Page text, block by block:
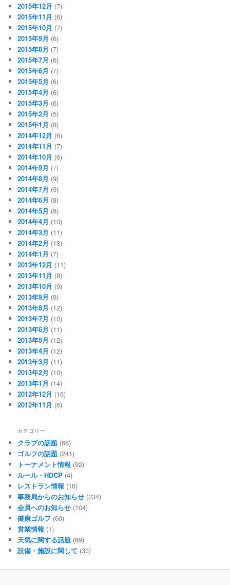
2015年12月 (7)
2015年11月 (6)
2015年10月 (7)
2015年9月 (6)
2015年8月 (7)
2015年7月 (6)
2015年6月 (7)
2015年5月 (6)
2015年4月 (6)
2015年3月 (6)
2015年2月 (5)
2015年1月 (8)
2014年12月 (6)
2014年11月 (7)
2014年10月 (6)
2014年9月 (7)
2014年8月 (9)
2014年7月 (9)
2014年6月 (8)
2014年5月 (8)
2014年4月 (10)
2014年3月 (11)
2014年2月 (13)
2014年1月 (7)
2013年12月 (11)
2013年11月 (8)
2013年10月 (9)
2013年9月 (9)
2013年8月 (12)
2013年7月 (10)
2013年6月 (11)
2013年5月 (12)
2013年4月 (12)
2013年3月 (11)
2013年2月 (10)
2013年1月 (14)
2012年12月 (16)
2012年11月 (6)
カテゴリー
クラブの話題 (66)
ゴルフの話題 (241)
トーナメント情報 (92)
ルール・HDCP (4)
レストラン情報 (16)
事務局からのお知らせ (234)
会員へのお知らせ (104)
健康ゴルフ (60)
営業情報 (1)
天気に関する話題 (89)
設備・施設に関して (33)